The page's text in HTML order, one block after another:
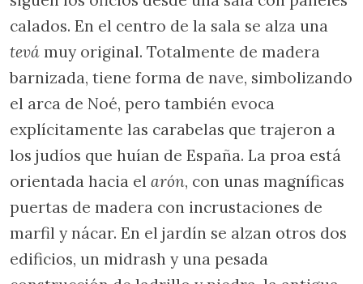
calados. En el centro de la sala se alza una
tevá muy original. Totalmente de madera
barnizada, tiene forma de nave, simbolizando
el arca de Noé, pero también evoca
explícitamente las carabelas que trajeron a
los judíos que huían de España. La proa está
orientada hacia el arón, con unas magníficas
puertas de madera con incrustaciones de
marfil y nácar. En el jardín se alzan otros dos
edificios, un midrash y una pesada